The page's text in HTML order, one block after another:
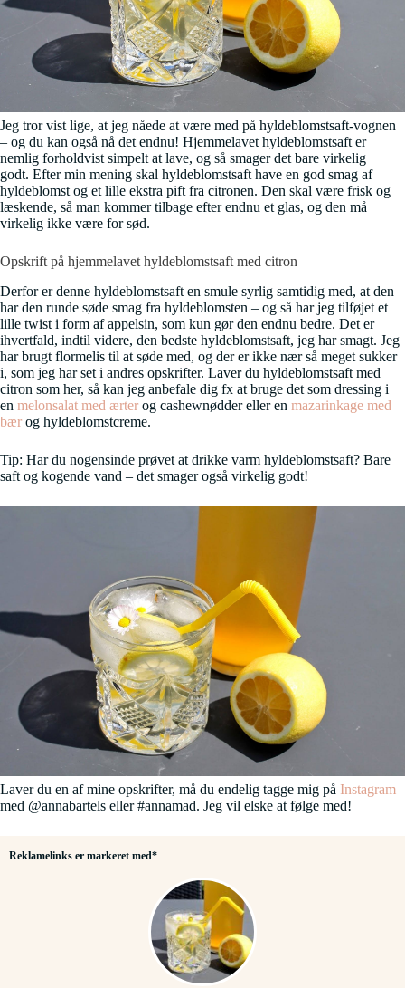
Jeg tror vist lige, at jeg nåede at være med på hyldeblomstsaft-vognen
– og du kan også nå det endnu! Hjemmelavet hyldeblomstsaft er
nemlig forholdvist simpelt at lave, og så smager det bare virkelig
godt. Efter min mening skal hyldeblomstsaft have en god smag af
hyldeblomst og et lille ekstra pift fra citronen. Den skal være frisk og
læskende, så man kommer tilbage efter endnu et glas, og den må
virkelig ikke være for sød.
Opskrift på hjemmelavet hyldeblomstsaft med citron
Derfor er denne hyldeblomstsaft en smule syrlig samtidig med, at den
har den runde søde smag fra hyldeblomsten – og så har jeg tilføjet et
lille twist i form af appelsin, som kun gør den endnu bedre. Det er
ihvertfald, indtil videre, den bedste hyldeblomstsaft, jeg har smagt. Jeg
har brugt flormelis til at søde med, og der er ikke nær så meget sukker
i, som jeg har set i andres opskrifter. Laver du hyldeblomstsaft med
citron som her, så kan jeg anbefale dig fx at bruge det som dressing i
en melonsalat med ærter og cashewnødder eller en mazarinkage med
bær og hyldeblomstcreme.
Tip: Har du nogensinde prøvet at drikke varm hyldeblomstsaft? Bare
saft og kogende vand – det smager også virkelig godt!
Laver du en af mine opskrifter, må du endelig tagge mig på Instagram
med @annabartels eller #annamad. Jeg vil elske at følge med!
Reklamelinks er markeret med*